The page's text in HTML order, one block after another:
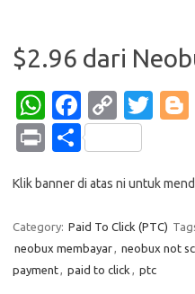
$2.96 dari
W
h
at
s
A
p
p
Fa
c
e
b
o
o
k
C
o
p
y
Li
n
k
T
te
r
Pr
t
S
ar
e
Klik banner di atas ni untuk
Category: Paid To Click (PTC)
neobux membayar, neobux not
payment, paid to click , ptc